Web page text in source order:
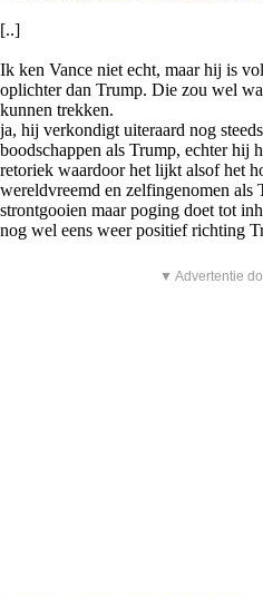
[..]
Ik ken Vance niet echt, maar hij is
oplichter dan Trump. Die zou wel
kunnen trekken.
ja, hij verkondigt uiteraard nog
boodschappen als Trump, echter hij
retoriek waardoor het lijkt alsof het
wereldvreemd en zelfingenomen als
strontgooien maar poging doet tot
nog wel eens weer positief richting
▼ Advertentie